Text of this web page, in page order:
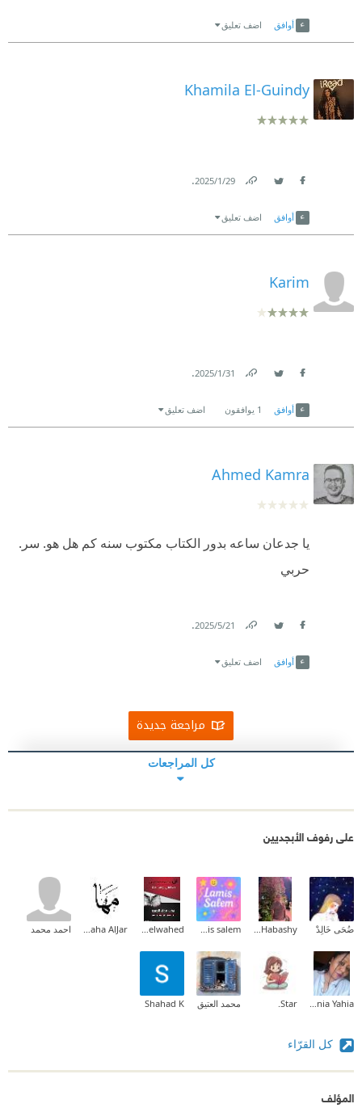
أوافق اضف تعليق
Khamila El-Guindy
29‏/1‏/2025
.
أوافق اضف تعليق
Karim
31‏/1‏/2025
.
أوافق 1 يوافقون اضف تعليق
Ahmed Kamra
يا جدعان ساعه بدور الكتاب مكتوب سنه كم هل هو. سر.
حربي
21‏/5‏/2025
.
أوافق اضف تعليق
مراجعة جديدة
كل المراجعات
على رفوف الأبجديين
ضُحَى خَالِدْ احمد محمد
Star. محمد العتيق Shahad K
كل القرّاء
المؤلف